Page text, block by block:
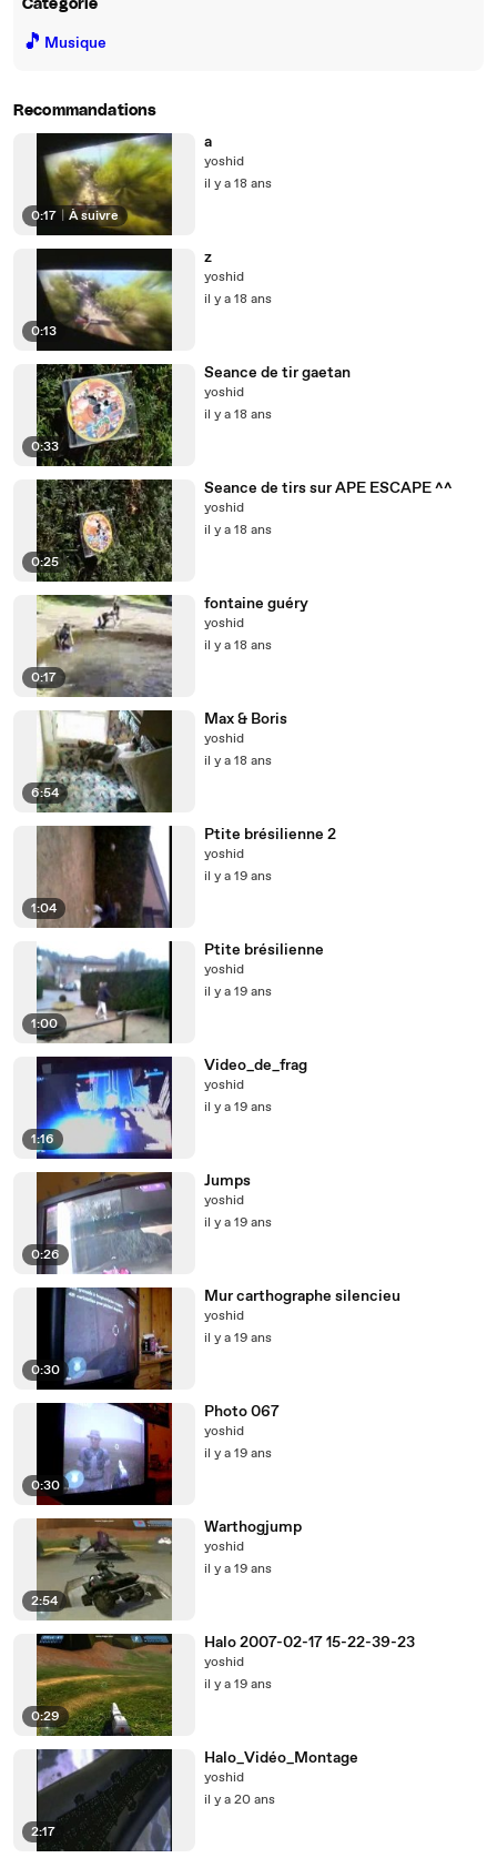
Catégorie
🎵 Musique
Recommandations
0:17 À suivre
a
yoshid
il y a 18 ans
0:13
z
yoshid
il y a 18 ans
0:33
Seance de tir gaetan
yoshid
il y a 18 ans
0:25
Seance de tirs sur APE ESCAPE ^^
yoshid
il y a 18 ans
0:17
fontaine guéry
yoshid
il y a 18 ans
6:54
Max & Boris
yoshid
il y a 18 ans
1:04
Ptite brésilienne 2
yoshid
il y a 19 ans
1:00
Ptite brésilienne
yoshid
il y a 19 ans
1:16
Video_de_frag
yoshid
il y a 19 ans
0:26
Jumps
yoshid
il y a 19 ans
0:30
Mur carthographe silencieu
yoshid
il y a 19 ans
0:30
Photo 067
yoshid
il y a 19 ans
2:54
Warthogjump
yoshid
il y a 19 ans
0:29
Halo 2007-02-17 15-22-39-23
yoshid
il y a 19 ans
2:17
Halo_Vidéo_Montage
yoshid
il y a 20 ans